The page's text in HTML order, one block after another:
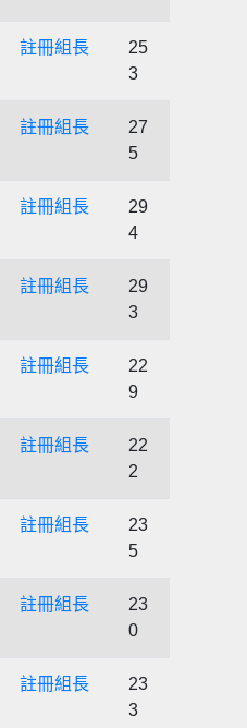
註冊組長
25
3
註冊組長
27
5
註冊組長
29
4
註冊組長
29
3
註冊組長
22
9
註冊組長
22
2
註冊組長
23
5
註冊組長
23
0
註冊組長
23
3